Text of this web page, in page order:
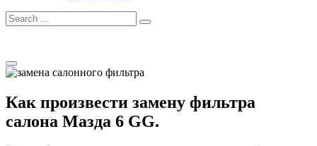
Search
for:
Как произвести замену фильтра
салона Мазда 6 GG.